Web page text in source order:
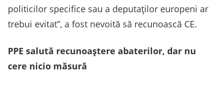
politicilor specifice sau a deputaților europeni ar
trebui evitat”, a fost nevoită să recunoască CE.
PPE salută recunoaștere abaterilor, dar nu
cere nicio măsură